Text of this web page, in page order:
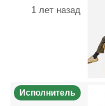
1 лет назад
Исполнитель